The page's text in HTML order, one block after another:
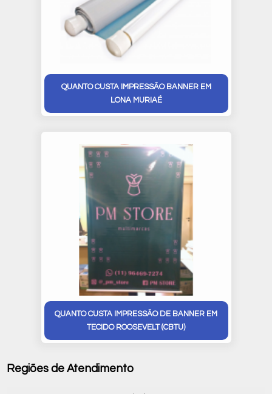
QUANTO CUSTA IMPRESSÃO BANNER EM
LONA MURIAÉ
QUANTO CUSTA IMPRESSÃO DE BANNER EM
TECIDO ROOSEVELT (CBTU)
Regiões de Atendimento